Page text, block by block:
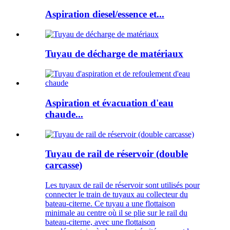
Aspiration diesel/essence et...
Tuyau de décharge de matériaux
Aspiration et évacuation d'eau
chaude...
Tuyau de rail de réservoir (double
carcasse)
Les tuyaux de rail de réservoir sont utilisés pour
connecter le train de tuyaux au collecteur du
bateau-citerne. Ce tuyau a une flottaison
minimale au centre où il se plie sur le rail du
bateau-citerne, avec une flottaison